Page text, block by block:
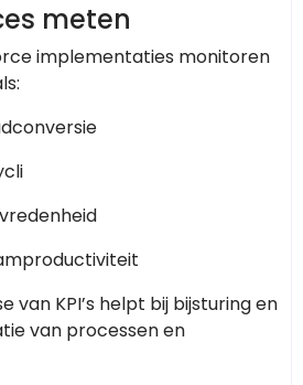
meten
implementaties monitoren
van KPI’s helpt bij bijsturing en
van processen en